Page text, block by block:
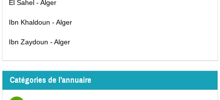
El Sahel - Alger
Ibn Khaldoun - Alger
Ibn Zaydoun - Alger
Catégories de l'annuaire